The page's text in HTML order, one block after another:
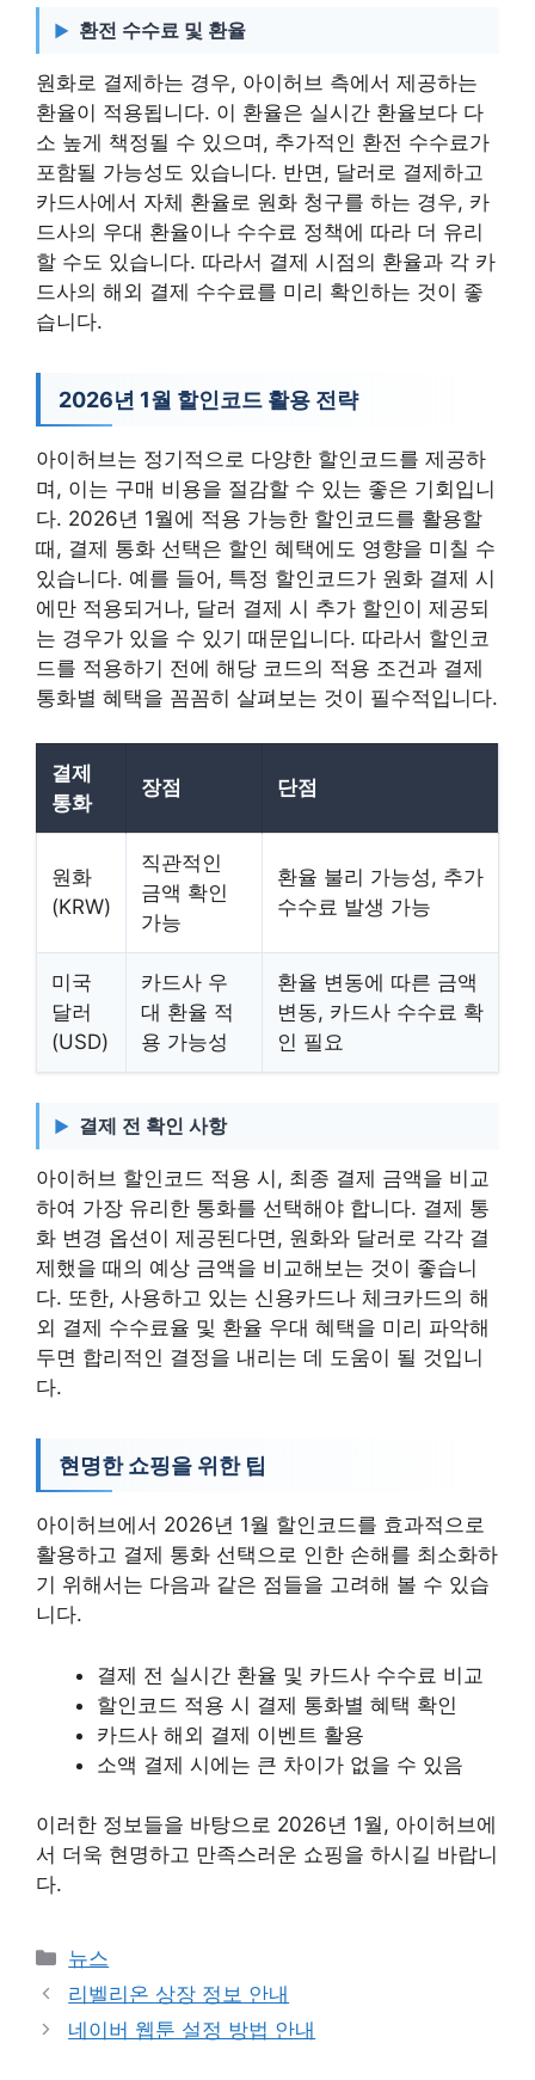
환전 수수료 및 환율
원화로 결제하는 경우, 아이허브 측에서 제공하는
환율이 적용됩니다. 이 환율은 실시간 환율보다 다
소 높게 책정될 수 있으며, 추가적인 환전 수수료가
포함될 가능성도 있습니다. 반면, 달러로 결제하고
카드사에서 자체 환율로 원화 청구를 하는 경우, 카
드사의 우대 환율이나 수수료 정책에 따라 더 유리
할 수도 있습니다. 따라서 결제 시점의 환율과 각 카
드사의 해외 결제 수수료를 미리 확인하는 것이 좋
습니다.
2026년 1월 할인코드 활용 전략
아이허브는 정기적으로 다양한 할인코드를 제공하
며, 이는 구매 비용을 절감할 수 있는 좋은 기회입니
다. 2026년 1월에 적용 가능한 할인코드를 활용할
때, 결제 통화 선택은 할인 혜택에도 영향을 미칠 수
있습니다. 예를 들어, 특정 할인코드가 원화 결제 시
에만 적용되거나, 달러 결제 시 추가 할인이 제공되
는 경우가 있을 수 있기 때문입니다. 따라서 할인코
드를 적용하기 전에 해당 코드의 적용 조건과 결제
통화별 혜택을 꼼꼼히 살펴보는 것이 필수적입니다.
결제
통화
장점 단점
원화
(KRW)
직관적인
금액 확인
가능
환율 불리 가능성, 추가
수수료 발생 가능
미국
달러
(USD)
카드사 우
대 환율 적
용 가능성
환율 변동에 따른 금액
변동, 카드사 수수료 확
인 필요
결제 전 확인 사항
아이허브 할인코드 적용 시, 최종 결제 금액을 비교
하여 가장 유리한 통화를 선택해야 합니다. 결제 통
화 변경 옵션이 제공된다면, 원화와 달러로 각각 결
제했을 때의 예상 금액을 비교해보는 것이 좋습니
다. 또한, 사용하고 있는 신용카드나 체크카드의 해
외 결제 수수료율 및 환율 우대 혜택을 미리 파악해
두면 합리적인 결정을 내리는 데 도움이 될 것입니
다.
현명한 쇼핑을 위한 팁
아이허브에서 2026년 1월 할인코드를 효과적으로
활용하고 결제 통화 선택으로 인한 손해를 최소화하
기 위해서는 다음과 같은 점들을 고려해 볼 수 있습
니다.
결제 전 실시간 환율 및 카드사 수수료 비교
할인코드 적용 시 결제 통화별 혜택 확인
카드사 해외 결제 이벤트 활용
소액 결제 시에는 큰 차이가 없을 수 있음
이러한 정보들을 바탕으로 2026년 1월, 아이허브에
서 더욱 현명하고 만족스러운 쇼핑을 하시길 바랍니
다.
카
테
리
뉴스
리벨리온 상장 정보 안내
네이버 웹툰 설정 방법 안내